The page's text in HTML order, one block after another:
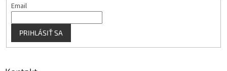
Email
PRIHLÁSIŤ SA